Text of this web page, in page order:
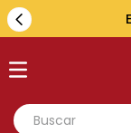
Buscar